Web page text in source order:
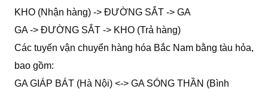
KHO (Nhận hàng) -> ĐƯỜNG SẮT -> GA
GA -> ĐƯỜNG SẮT -> KHO (Trả hàng)
Các tuyến vận chuyển hàng hóa Bắc Nam bằng tàu hỏa,
bao gồm:
GA GIÁP BÁT (Hà Nội) <-> GA SÓNG THẦN (Bình